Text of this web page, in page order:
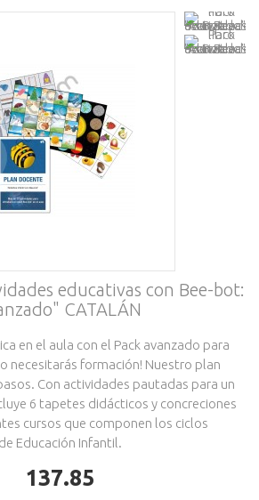
educativas con Bee-bot:
CATALÁN
en el aula con el Pack avanzado para
necesitarás formación! Nuestro plan
Con actividades pautadas para un
6 tapetes didácticos y concreciones
cursos que componen los ciclos
de Educación Infantil.
137.85